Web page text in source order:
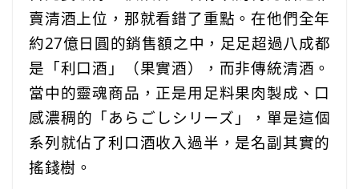
賣清酒上位，那就看錯了重點。在他們全年
約27億日圓的銷售額之中，足足超過八成都
是「利口酒」（果實酒），而非傳統清酒。
當中的靈魂商品，正是用足料果肉製成、口
感濃稠的「あらごしシリーズ」，單是這個
系列就佔了利口酒收入過半，是名副其實的
搖錢樹。